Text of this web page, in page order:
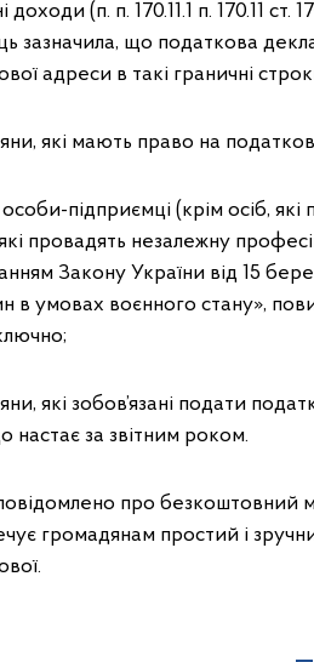
доходи (п. п. 170.11.1 п. 170.11 ст.
зазначила, що податкова
адреси в такі граничні
які мають право на
особи-підприємці (крім осіб,
провадять незалежну
Закону України від 15
в умовах воєнного стану»,
які зобов’язані подати
настає за звітним роком.
про безкоштовний
громадянам простий і